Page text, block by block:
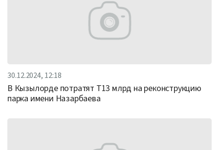
30.12.2024, 12:18
В Кызылорде потратят Т13 млрд на реконструкцию
парка имени Назарбаева